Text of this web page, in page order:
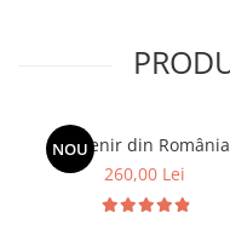
NOU
Suvenir din România
260,00 Lei